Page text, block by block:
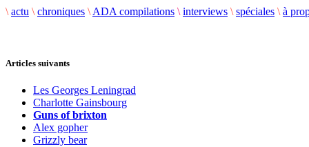
\ actu \ chroniques \ ADA compilations \ interviews \ spéciales \ à
Articles suivants
Les Georges Leningrad
Charlotte Gainsbourg
Guns of brixton
Alex gopher
Grizzly bear